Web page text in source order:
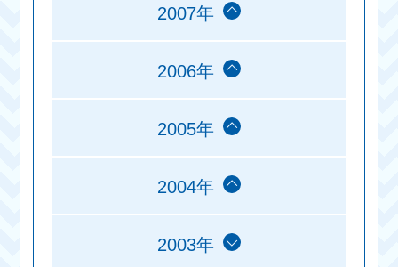
2007年
2006年
2005年
2004年
2003年